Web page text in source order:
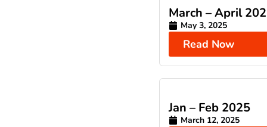
March – April
May 3, 2025
Read Now
Jan – Feb 2025
March 12, 2025